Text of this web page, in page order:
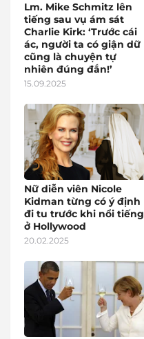
Lm. Mike Schmitz lên
tiếng sau vụ ám sát
Charlie Kirk: ‘Trước cái
ác, người ta có giận dữ
cũng là chuyện tự
nhiên đúng đắn!’
15.09.2025
Nữ diễn viên Nicole
Kidman từng có ý định
đi tu trước khi nổi tiếng
ở Hollywood
20.02.2025